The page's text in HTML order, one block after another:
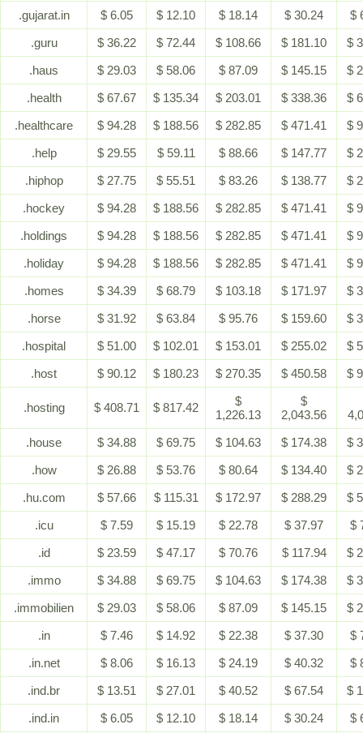
.gujarat.in
$ 6.05 $ 12.10 $ 18.14 $ 30.24
$
.guru
$ 36.22 $ 72.44 $ 108.66 $ 181.10
$
.haus
$ 29.03 $ 58.06 $ 87.09 $ 145.15
$
.health
$ 67.67 $ 135.34 $ 203.01 $ 338.36
$
.healthcare
$ 94.28 $ 188.56 $ 282.85 $ 471.41
$
.help
$ 29.55 $ 59.11 $ 88.66 $ 147.77
$
.hiphop
$ 27.75 $ 55.51 $ 83.26 $ 138.77
$
.hockey
$ 94.28 $ 188.56 $ 282.85 $ 471.41
$
.holdings
$ 94.28 $ 188.56 $ 282.85 $ 471.41
$
.holiday
$ 94.28 $ 188.56 $ 282.85 $ 471.41
$
.homes
$ 34.39 $ 68.79 $ 103.18 $ 171.97
$
.horse
$ 31.92 $ 63.84 $ 95.76 $ 159.60
$
.hospital
$ 51.00 $ 102.01 $ 153.01 $ 255.02
$
.host
$ 90.12 $ 180.23 $ 270.35 $ 450.58 $
.hosting $ 408.71 $ 817.42
$
1,226.13
$
2,043.56
.house
$ 34.88 $ 69.75 $ 104.63 $ 174.38
$
.how
$ 26.88 $ 53.76 $ 80.64 $ 134.40
$
.hu.com
$ 57.66 $ 115.31 $ 172.97 $ 288.29
$
.icu
$ 7.59 $ 15.19 $ 22.78 $ 37.97
$
.id
$ 23.59 $ 47.17 $ 70.76 $ 117.94
$
.immo
$ 34.88 $ 69.75 $ 104.63 $ 174.38
$
.immobilien
$ 29.03 $ 58.06 $ 87.09 $ 145.15
$
.in
$ 7.46 $ 14.92 $ 22.38 $ 37.30
$
.in.net
$ 8.06 $ 16.13 $ 24.19 $ 40.32
$
.ind.br
$ 13.51 $ 27.01 $ 40.52 $ 67.54
$
.ind.in
$ 6.05 $ 12.10 $ 18.14 $ 30.24
$